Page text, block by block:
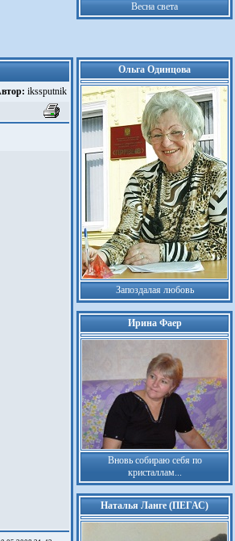
Весна света
ikssputnik
Ольга Одинцова
Запоздалая любовь
Ирина Фаер
Вновь собираю себя по
кристаллам...
Наталья Ланге (ПЕГАС)